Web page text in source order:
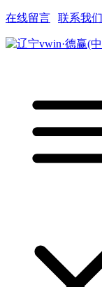
在线留言 联系我们